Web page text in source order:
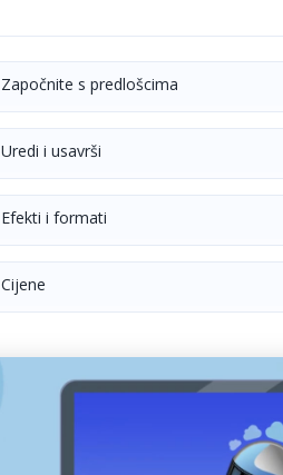
Započnite s predlošcima
Uredi i usavrši
Efekti i formati
Cijene